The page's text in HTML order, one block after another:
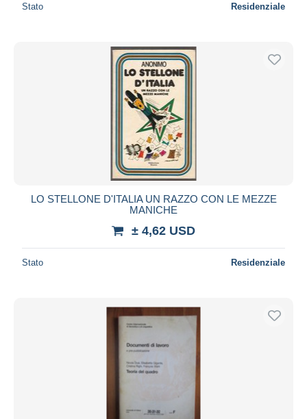
Stato Residenziale
LO STELLONE D'ITALIA UN RAZZO CON LE MEZZE
MANICHE
± 4,62 USD
Stato Residenziale